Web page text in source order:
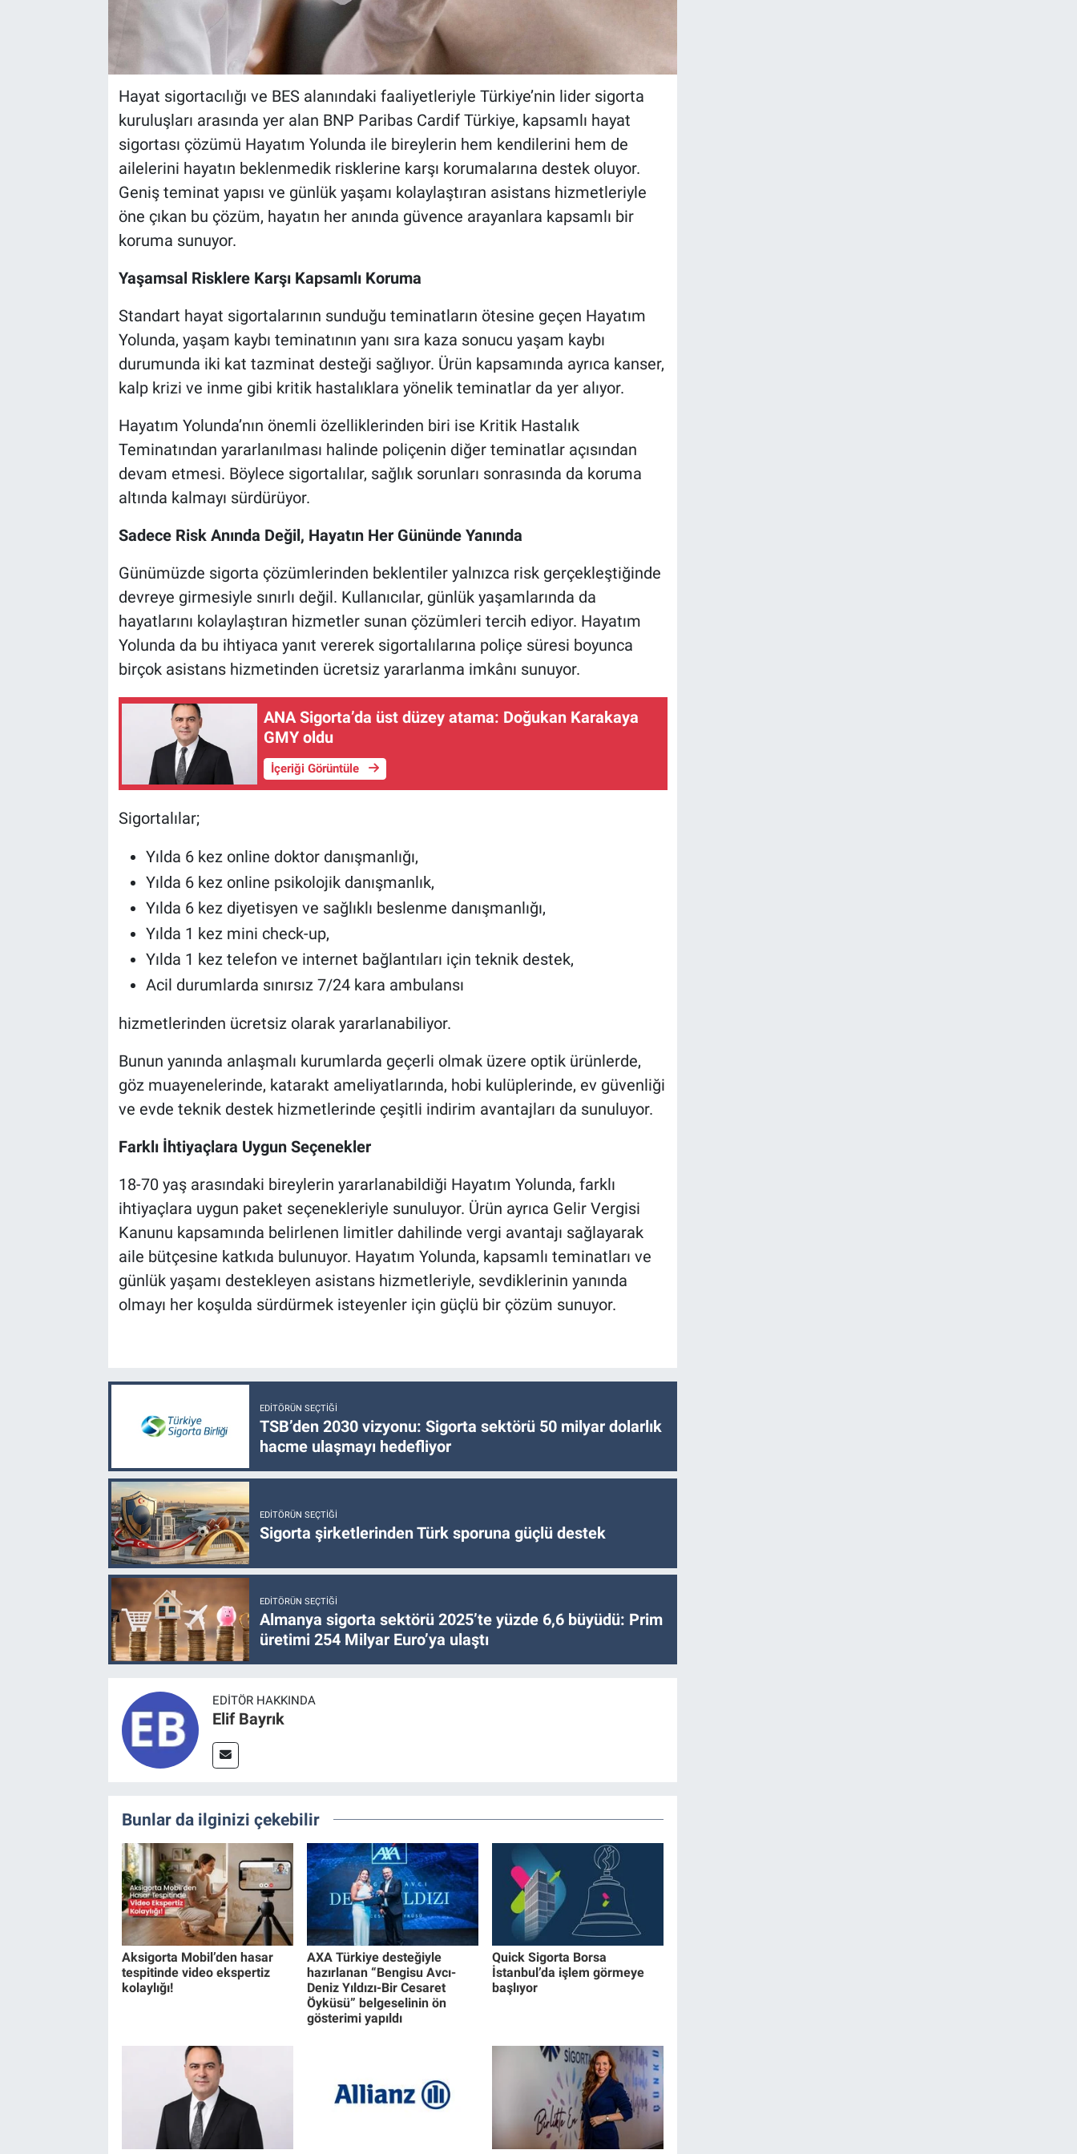
Hayat sigortacılığı ve BES alanındaki faaliyetleriyle Türkiye’nin lider sigorta
kuruluşları arasında yer alan BNP Paribas Cardif Türkiye, kapsamlı hayat
sigortası çözümü Hayatım Yolunda ile bireylerin hem kendilerini hem de
ailelerini hayatın beklenmedik risklerine karşı korumalarına destek oluyor.
Geniş teminat yapısı ve günlük yaşamı kolaylaştıran asistans hizmetleriyle
öne çıkan bu çözüm, hayatın her anında güvence arayanlara kapsamlı bir
koruma sunuyor.
Yaşamsal Risklere Karşı Kapsamlı Koruma
Standart hayat sigortalarının sunduğu teminatların ötesine geçen Hayatım
Yolunda, yaşam kaybı teminatının yanı sıra kaza sonucu yaşam kaybı
durumunda iki kat tazminat desteği sağlıyor. Ürün kapsamında ayrıca kanser,
kalp krizi ve inme gibi kritik hastalıklara yönelik teminatlar da yer alıyor.
Hayatım Yolunda’nın önemli özelliklerinden biri ise Kritik Hastalık
Teminatından yararlanılması halinde poliçenin diğer teminatlar açısından
devam etmesi. Böylece sigortalılar, sağlık sorunları sonrasında da koruma
altında kalmayı sürdürüyor.
Sadece Risk Anında Değil, Hayatın Her Gününde Yanında
Günümüzde sigorta çözümlerinden beklentiler yalnızca risk gerçekleştiğinde
devreye girmesiyle sınırlı değil. Kullanıcılar, günlük yaşamlarında da
hayatlarını kolaylaştıran hizmetler sunan çözümleri tercih ediyor. Hayatım
Yolunda da bu ihtiyaca yanıt vererek sigortalılarına poliçe süresi boyunca
birçok asistans hizmetinden ücretsiz yararlanma imkânı sunuyor.
ANA Sigorta’da üst düzey atama: Doğukan Karakaya
GMY oldu
İçeriği Görüntüle
Sigortalılar;
Yılda 6 kez online doktor danışmanlığı,
Yılda 6 kez online psikolojik danışmanlık,
Yılda 6 kez diyetisyen ve sağlıklı beslenme danışmanlığı,
Yılda 1 kez mini check-up,
Yılda 1 kez telefon ve internet bağlantıları için teknik destek,
Acil durumlarda sınırsız 7/24 kara ambulansı
hizmetlerinden ücretsiz olarak yararlanabiliyor.
Bunun yanında anlaşmalı kurumlarda geçerli olmak üzere optik ürünlerde,
göz muayenelerinde, katarakt ameliyatlarında, hobi kulüplerinde, ev güvenliği
ve evde teknik destek hizmetlerinde çeşitli indirim avantajları da sunuluyor.
Farklı İhtiyaçlara Uygun Seçenekler
18-70 yaş arasındaki bireylerin yararlanabildiği Hayatım Yolunda, farklı
ihtiyaçlara uygun paket seçenekleriyle sunuluyor. Ürün ayrıca Gelir Vergisi
Kanunu kapsamında belirlenen limitler dahilinde vergi avantajı sağlayarak
aile bütçesine katkıda bulunuyor. Hayatım Yolunda, kapsamlı teminatları ve
günlük yaşamı destekleyen asistans hizmetleriyle, sevdiklerinin yanında
olmayı her koşulda sürdürmek isteyenler için güçlü bir çözüm sunuyor.
EDITÖRÜN SEÇTIĞI
TSB’den 2030 vizyonu: Sigorta sektörü 50 milyar dolarlık
hacme ulaşmayı hedefliyor
EDITÖRÜN SEÇTIĞI
Sigorta şirketlerinden Türk sporuna güçlü destek
EDITÖRÜN SEÇTIĞI
Almanya sigorta sektörü 2025’te yüzde 6,6 büyüdü: Prim
üretimi 254 Milyar Euro’ya ulaştı
EDITÖR HAKKINDA
Elif Bayrık
Bunlar da ilginizi çekebilir
Aksigorta Mobil’den hasar
tespitinde video ekspertiz
kolaylığı!
AXA Türkiye desteğiyle
hazırlanan “Bengisu Avcı-
Deniz Yıldızı-Bir Cesaret
Öyküsü” belgeselinin ön
gösterimi yapıldı
Quick Sigorta Borsa
İstanbul’da işlem görmeye
başlıyor